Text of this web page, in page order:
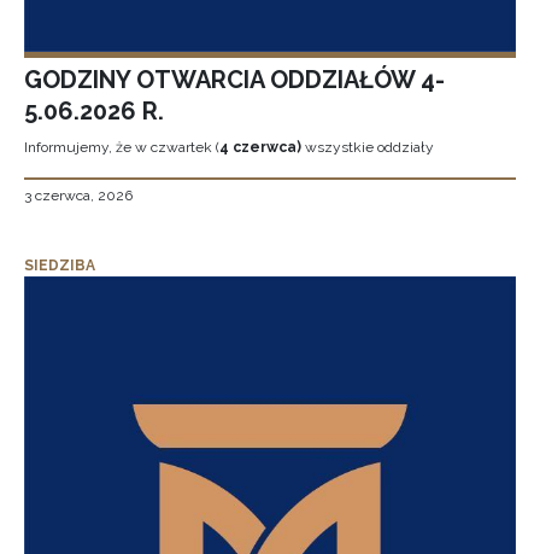
GODZINY OTWARCIA ODDZIAŁÓW 4-
5.06.2026 R.
Informujemy, że w czwartek (4 czerwca) wszystkie oddziały
3 czerwca, 2026
SIEDZIBA